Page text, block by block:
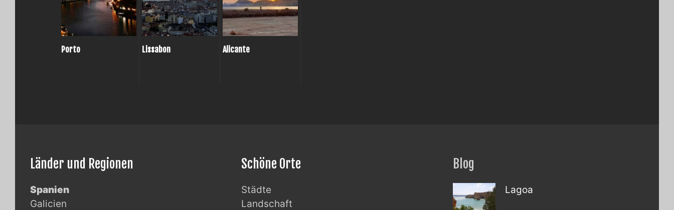
Porto Lissabon Alicante
Länder und Regionen
Spanien
Galicien
Schöne Orte
Städte
Landschaft
Blog
Lagoa